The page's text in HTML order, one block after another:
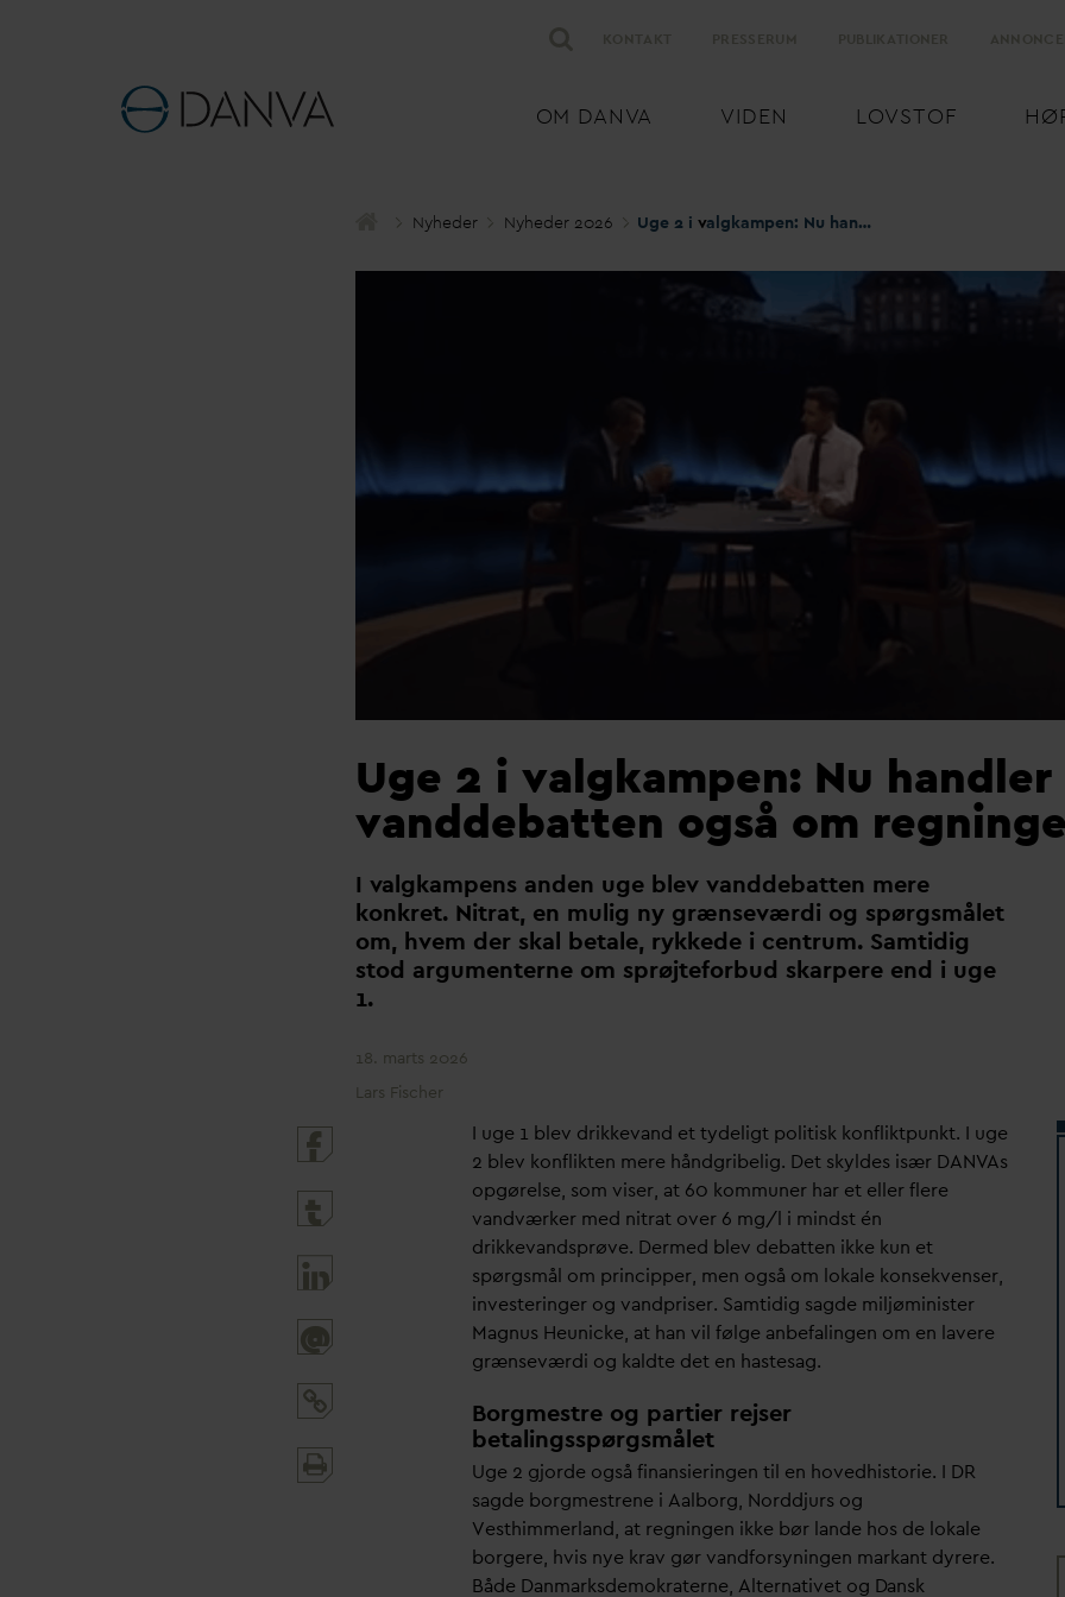
OM DANVA VIDEN LOVSTOF
Nyheder Nyheder 2026 Uge 2 i valgkampen: Nu handler
Uge 2 i valgkampen: Nu handler
vanddebatten også om
I valgkampens anden uge blevvanddebatten mere
konkret. Nitrat, en mulig ny grænseværdi og spørgsmålet
om, hvem der skal betale, rykkede i centrum. Samtidig
stod argumenterne om sprøjteforbud skarpere end i uge
1.
18. marts 2026
Lars Fischer
@
I uge 1 blev drikkevand et tydeligt politisk konfliktpunkt. I uge
2 blev konflikten mere håndgribelig. Det skyldes især DANVAs
opgørelse, som viser, at 60 kommuner har et eller flere
vandværker med nitrat over 6 mg/l i mindst én
drikkevandsprøve. Dermed blev debatten ikke kun et
spørgsmål om principper, men også om lokale konsekvenser,
investeringer og vandpriser. Samtidig sagde miljøminister
Magnus Heunicke, at han vil følge anbefalingen om en lavere
grænseværdi og kaldte det en hastesag.
Borgmestre og partier rejser
betalingsspørgsmålet
Uge 2 gjorde også finansieringen til en hovedhistorie. I DR
sagde borgmestrene i Aalborg, Norddjurs og
Vesthimmerland, at regningen ikke bør lande hos de lokale
borgere, hvis nye krav gør vandforsyningen markant dyrere.
Både Danmarksdemokraterne, Alternativet og Dansk